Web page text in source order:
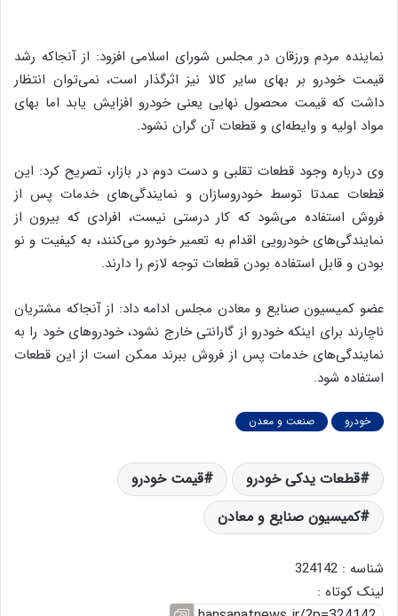
نماینده مردم ورزقان در مجلس شورای اسلامی افزود: از آنجاکه رشد
قیمت خودرو بر بهای سایر کالا نیز اثرگذار است، نمی‌توان انتظار
داشت که قیمت محصول نهایی یعنی خودرو افزایش یابد اما بهای
مواد اولیه و وایطه‌ای و قطعات آن گران نشود.
وی درباره وجود قطعات تقلبی و دست دوم در بازار، تصریح کرد: این
قطعات عمدتا توسط خودروسازان و نمایندگی‌های خدمات پس از
فروش استفاده می‌شود که کار درستی نیست، افرادی که بیرون از
نمایندگی‌های خودرویی اقدام به تعمیر خودرو می‌کنند، به کیفیت و نو
بودن و قابل استفاده بودن قطعات توجه لازم را دارند.
عضو کمیسیون صنایع و معادن مجلس ادامه داد: از آنجاکه مشتریان
ناچارند برای اینکه خودرو از گارانتی خارج نشود، خودروهای خود را به
نمایندگی‌های خدمات پس از فروش ببرند ممکن است از این قطعات
استفاده شود.
خودرو صنعت و معدن
قطعات یدکی خودرو
قیمت خودرو
کمیسیون صنایع و معادن
شناسه : 324142
لینک کوتاه :